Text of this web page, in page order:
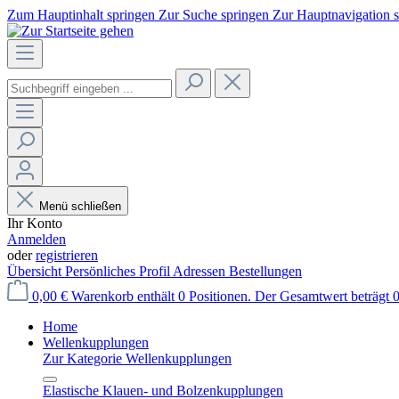
Zum Hauptinhalt springen Zur Suche springen Zur Hauptnavigation
Menü schließen
Ihr Konto
Anmelden
oderregistrieren
Übersicht Persönliches Profil Adressen Bestellungen
0,00 € Warenkorb enthält 0 Positionen. Der Gesamtwert beträgt
Home
Wellenkupplungen
Zur Kategorie Wellenkupplungen
Elastische Klauen- und Bolzenkupplungen